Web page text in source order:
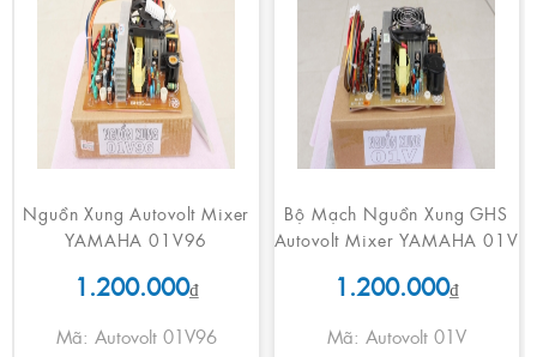
Nguồn Xung Autovolt Mixer
YAMAHA 01V96
1.200.000₫
Mã: Autovolt 01V96
Bộ Mạch Nguồn Xung GHS
Autovolt Mixer YAMAHA 01V
1.200.000₫
Mã: Autovolt 01V